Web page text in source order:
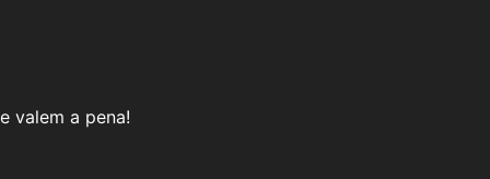
valem a pena!